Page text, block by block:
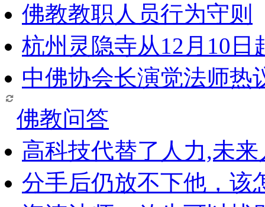
佛教教职人员行为守则
杭州灵隐寺从12月10日
中佛协会长演觉法师热
佛教问答
高科技代替了人力,未
分手后仍放不下他，该